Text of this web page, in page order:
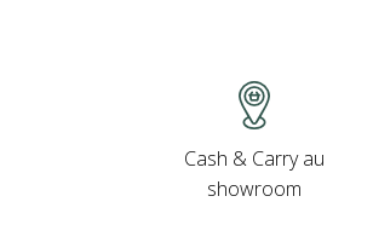
Cash & Carry au
showroom